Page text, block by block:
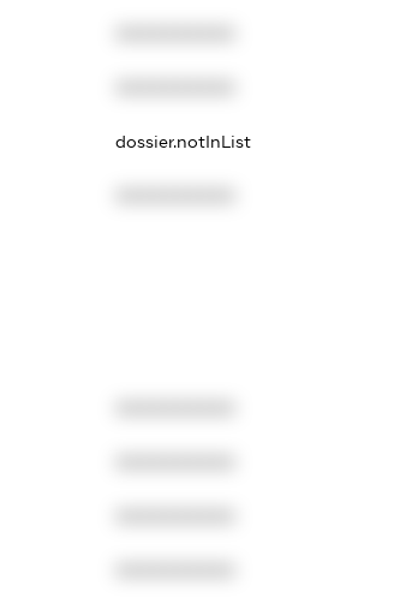
dossier.notInList